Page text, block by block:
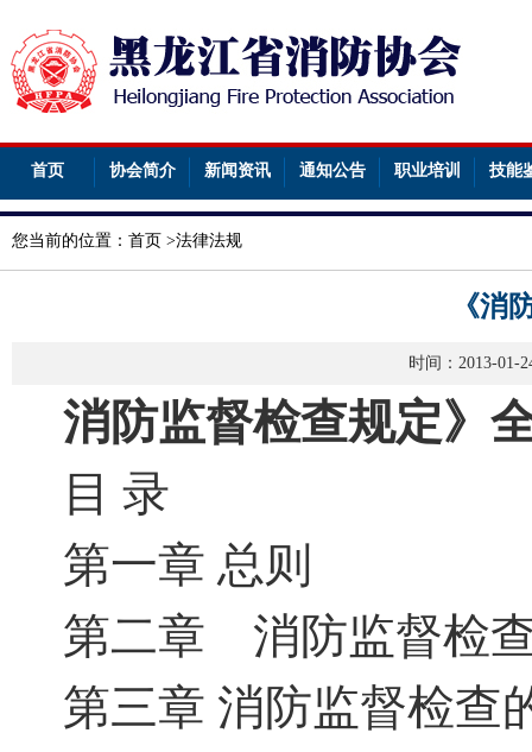
首页 协会简介 新闻资讯 通知公告 职业培训 技能
您当前的位置： 首页 >法律法规
《消
时间：2013-01-
消防监督检查规定》
目 录
第一章 总则
第二章 消防监督检
第三章 消防监督检查